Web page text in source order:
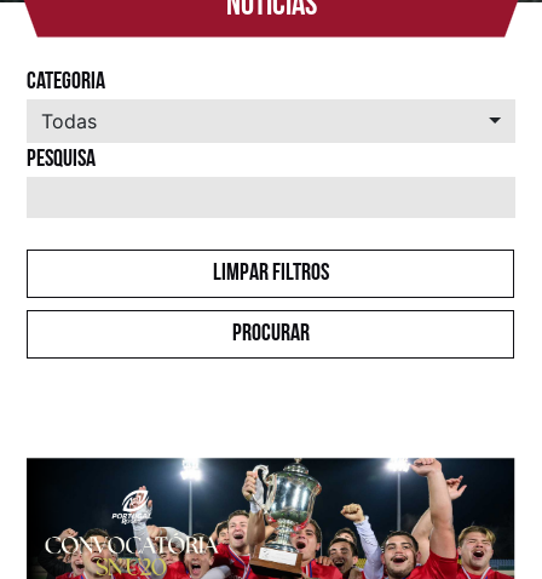
Categoria
Todas
PESQUISA
Limpar filtros
Procurar